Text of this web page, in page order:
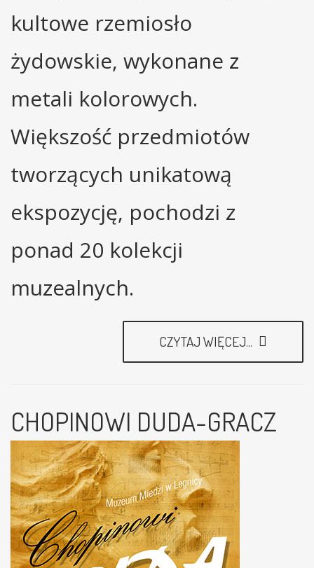
kultowe rzemiosło
żydowskie, wykonane z
metali kolorowych.
Większość przedmiotów
tworzących unikatową
ekspozycję, pochodzi z
ponad 20 kolekcji
muzealnych.
CZYTAJ WIĘCEJ...
CHOPINOWI DUDA-GRACZ